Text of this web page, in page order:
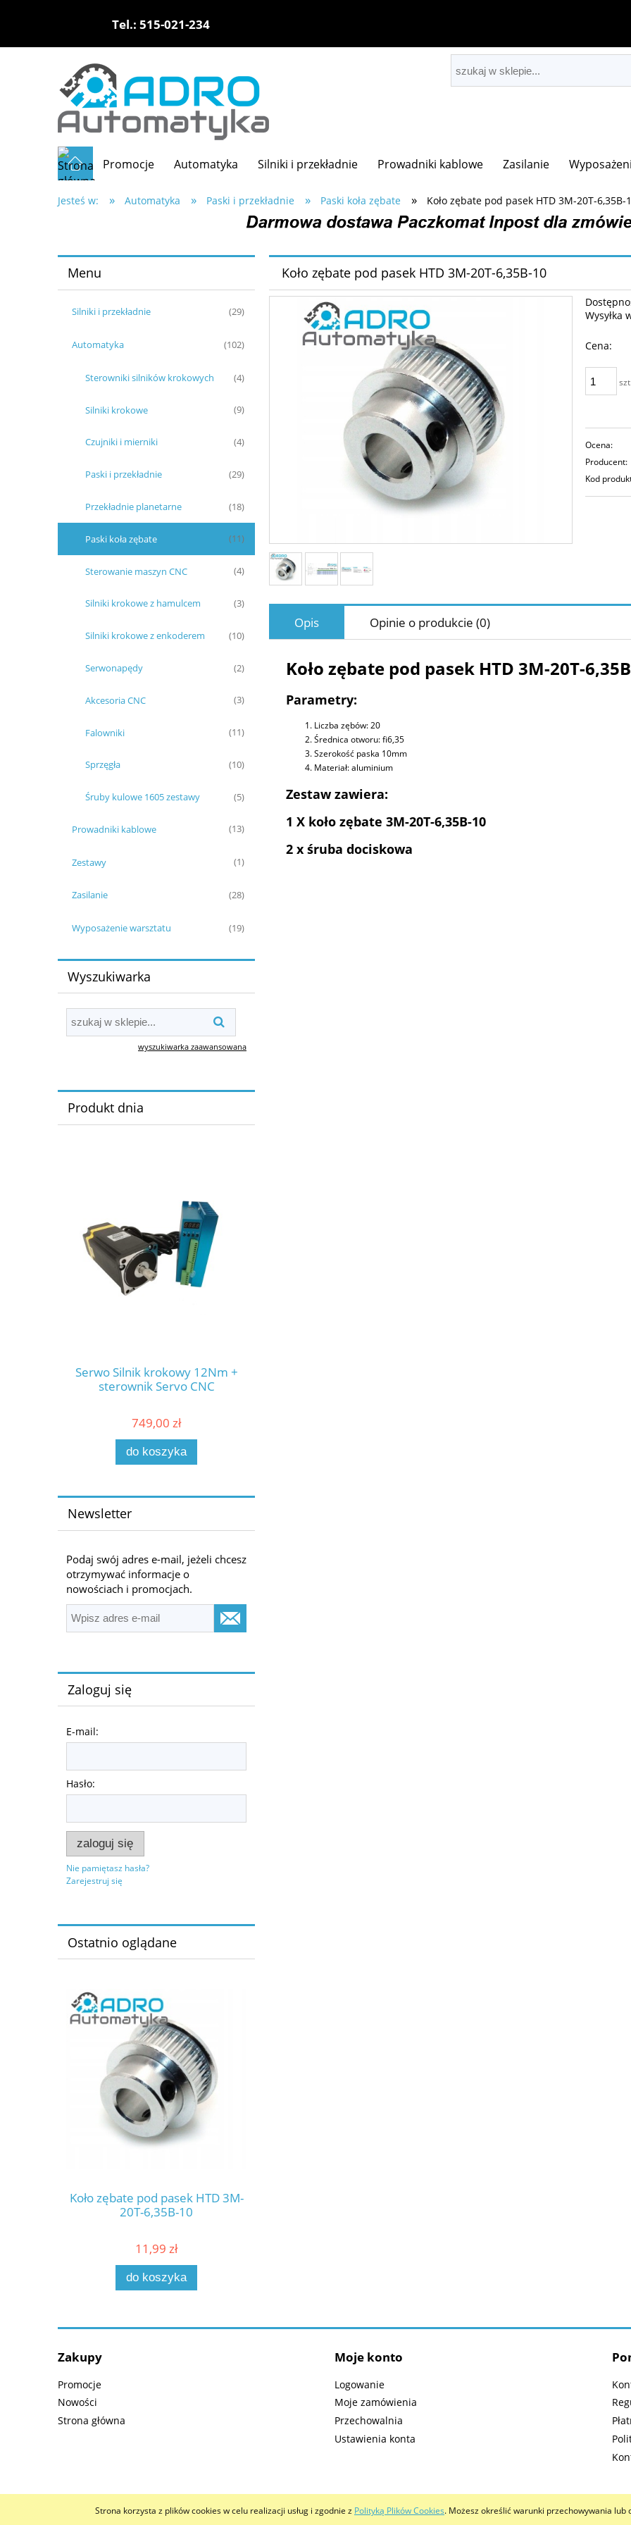
Strona korzysta z plików cookies w celu realizacji usług i zgodnie z Polityką Plików Cookies. Możesz określić warunki przechowywania
Tel.: 515-021-234
Promocje Automatyka Silniki i przekładnie Prowadniki kablowe Zasilanie
Jesteś w: » Automatyka » Paski i przekładnie » Paski koła zębate » Koło zębate pod pasek HTD 3M-20T-6,35B-
Menu
Silniki i przekładnie (29)
Automatyka (102)
Sterowniki silników krokowych (4)
Silniki krokowe (9)
Czujniki i mierniki (4)
Paski i przekładnie (29)
Przekładnie planetarne (18)
Paski koła zębate (11)
Sterowanie maszyn CNC (4)
Silniki krokowe z hamulcem (3)
Silniki krokowe z enkoderem (10)
Serwonapędy (2)
Akcesoria CNC (3)
Falowniki (11)
Sprzęgła (10)
Śruby kulowe 1605 zestawy (5)
Prowadniki kablowe (13)
Zestawy (1)
Zasilanie (28)
Wyposażenie warsztatu (19)
Wyszukiwarka
wyszukiwarka zaawansowana
Produkt dnia
Serwo Silnik krokowy 12Nm +
sterownik Servo CNC
749,00 zł
do koszyka
Newsletter
Podaj swój adres e-mail, jeżeli chcesz
otrzymywać informacje o
nowościach i promocjach.
Zaloguj się
E-mail:
Hasło:
zaloguj się
Nie pamiętasz hasła?
Zarejestruj się
Ostatnio oglądane
Koło zębate pod pasek HTD 3M-
20T-6,35B-10
11,99 zł
do koszyka
Koło zębate pod pasek HTD 3M-20T-6,35B-10
Wysyłka
Cena:
Ocena:
Producent:
Kod
Opis Opinie o produkcie (0)
Koło zębate pod pasek HTD 3M-20T-
Parametry:
Liczba zębów: 20
Średnica otworu: fi6,35
Szerokość paska 10mm
Materiał: aluminium
Zestaw zawiera:
1 X koło zębate 3M-20T-6,35B-10
2 x śruba dociskowa
Zakupy
Promocje
Nowości
Strona główna
Moje konto
Logowanie
Moje zamówienia
Przechowalnia
Ustawienia konta
Sklep internetowy Shoper.pl